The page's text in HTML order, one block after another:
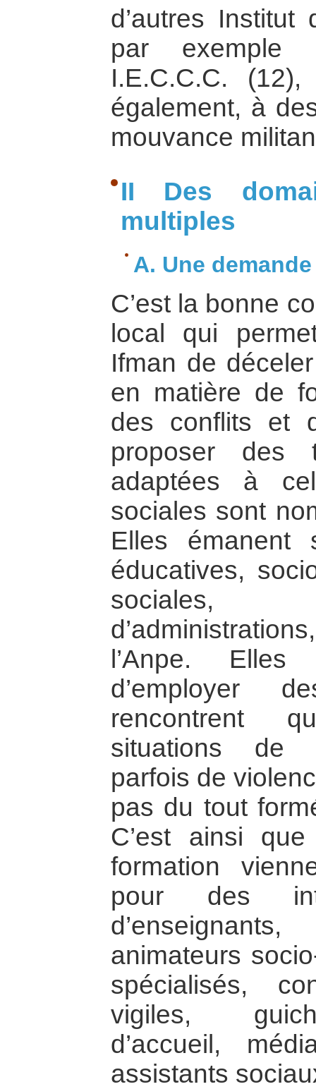
d’autres Institut
par exemple
I.E.C.C.C.
également, à
mouvance
II Des
multiples
A. Une
C’est la bonne
local qui
Ifman de
en matière de
des conflits et
proposer des
adaptées à
sociales sont
Elles émanent
éducatives,
sociales,
l’Anpe.
d’employer
rencontrent
situations de
parfois de
pas du tout
C’est ainsi
formation
pour des
animateurs
spécialisés,
vigiles,
d’accueil,
assistants